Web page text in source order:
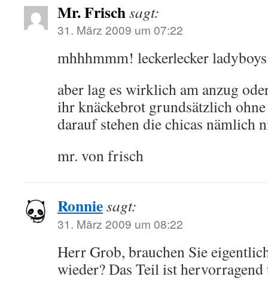
Mr. Frischsagt:
31. März 2009 um 07:22
mhhhmmm! leckerlecker
aber lag es wirklich am anzug
ihr knäckebrot grundsätzlich ohne
darauf stehen die chicas nämlich
mr. von frisch
Ronniesagt:
31. März 2009 um 08:22
Herr Grob, brauchen Sie
wieder? Das Teil ist